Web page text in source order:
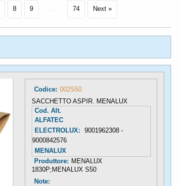
8 9 ... 74 Next »
Codice: 002S50
SACCHETTO ASPIR. MENALUX
Cod. Alt.
ALFATEC
ELECTROLUX:
9001962308 -
9000842576
MENALUX
Produttore: MENALUX
1830P;MENALUX S50
Note: